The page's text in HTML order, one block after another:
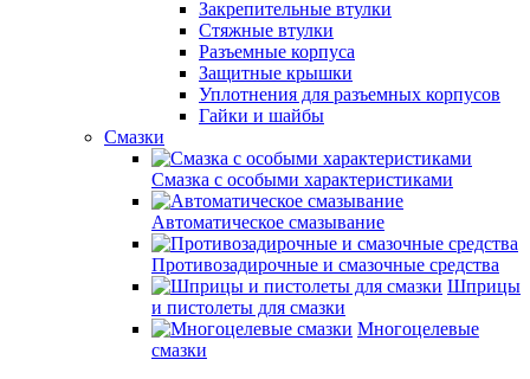
Закрепительные втулки
Стяжные втулки
Разъемные корпуса
Защитные крышки
Уплотнения для разъемных корпусов
Гайки и шайбы
Смазки
Смазка с особыми характеристиками
Автоматическое смазывание
Противозадирочные и смазочные средства
Шприцы
и пистолеты для смазки
Многоцелевые
смазки